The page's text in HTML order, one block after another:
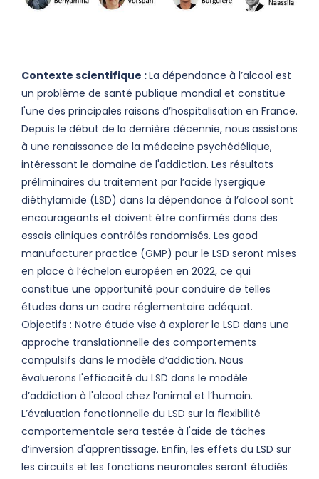
Contexte scientifique :La dépendance à l’alcool est
un problème de santé publique mondial et constitue
l'une des principales raisons d’hospitalisation en France.
Depuis le début de la dernière décennie, nous assistons
à une renaissance de la médecine psychédélique,
intéressant le domaine de l'addiction. Les résultats
préliminaires du traitement par l’acide lysergique
diéthylamide (LSD) dans la dépendance à l’alcool sont
encourageants et doivent être confirmés dans des
essais cliniques contrôlés randomisés. Les good
manufacturer practice (GMP) pour le LSD seront mises
en place à l’échelon européen en 2022, ce qui
constitue une opportunité pour conduire de telles
études dans un cadre réglementaire adéquat.
Objectifs : Notre étude vise à explorer le LSD dans une
approche translationnelle des comportements
compulsifs dans le modèle d’addiction. Nous
évaluerons l'efficacité du LSD dans le modèle
d’addiction à l'alcool chez l’animal et l’humain.
L’évaluation fonctionnelle du LSD sur la flexibilité
comportementale sera testée à l'aide de tâches
d’inversion d'apprentissage. Enfin, les effets du LSD sur
les circuits et les fonctions neuronales seront étudiés